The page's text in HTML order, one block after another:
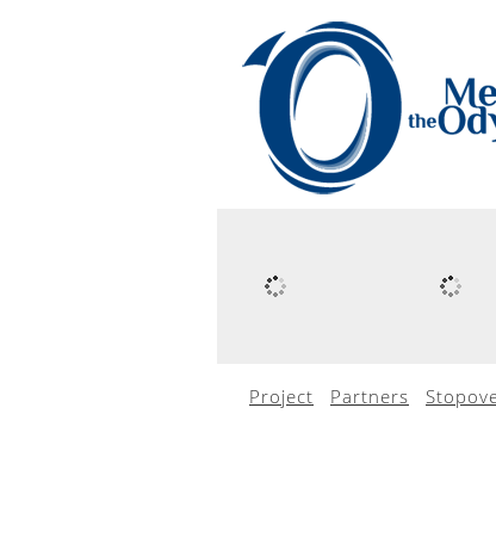
Project Partners